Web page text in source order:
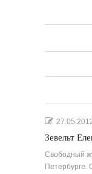
Зевельт
Свободный
Петербурге.